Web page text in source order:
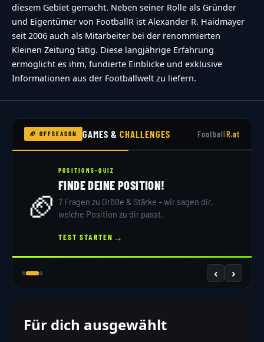
diesem Gebiet gemacht. Neben seiner Rolle als Gründer
und Eigentümer von FootballR ist Alexander R. Haidmayer
seit 2006 auch als Mitarbeiter bei der renommierten
Kleinen Zeitung tätig. Diese langjährige Erfahrung
ermöglicht es ihm, fundierte Einblicke und exklusive
Informationen aus der Footballwelt zu liefern.
🏈 OFFSEASON GAMES &CHALLENGES FootballR.at
🏈
POSITIONS-QUIZ
FINDE DEINE POSITION!
7 Fragen zu Größe & Stärke – wir sagen dir,
welche Position zu dir passt.
TEST STARTEN →
‹ ›
Für dich ausgewählt